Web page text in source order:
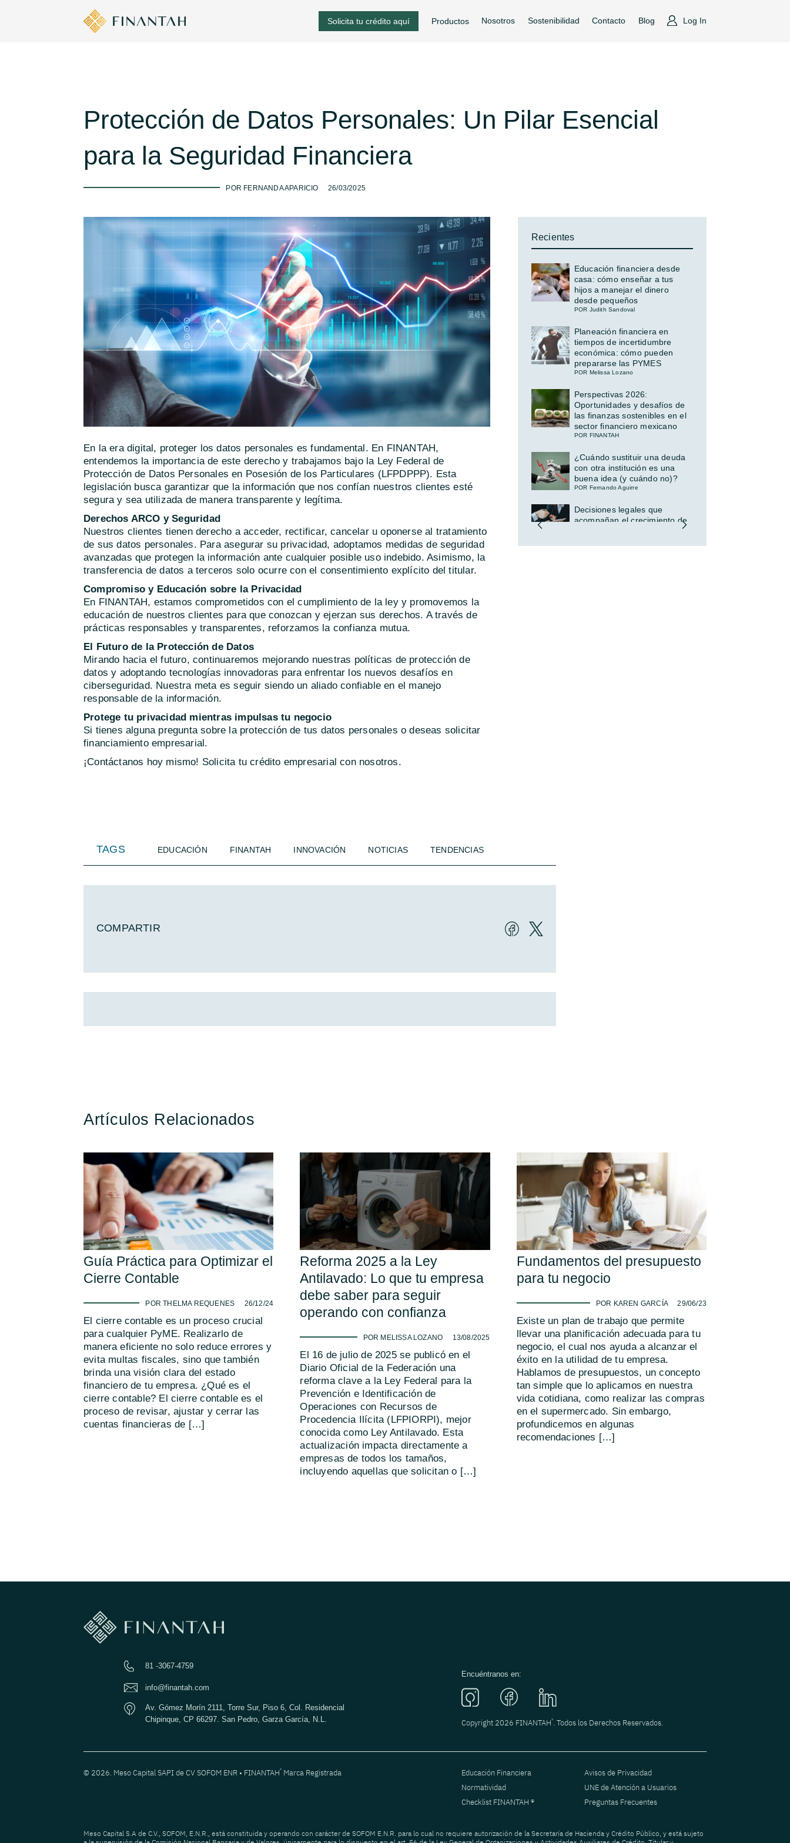
Solicita tu crédito aquí Productos Nosotros Sostenibilidad Contacto Blog Log In
Protección de Datos Personales: Un Pilar Esencial
para la Seguridad Financiera
-
POR FERNANDA APARICIO 26/03/2025
En la era digital, proteger los datos personales es fundamental. En FINANTAH,
entendemos la importancia de este derecho y trabajamos bajo la Ley Federal de
Protección de Datos Personales en Posesión de los Particulares (LFPDPPP). Esta
legislación busca garantizar que la información que nos confían nuestros clientes esté
segura y sea utilizada de manera transparente y legítima.
Derechos ARCO y Seguridad
Nuestros clientes tienen derecho a acceder, rectificar, cancelar u oponerse al tratamiento
de sus datos personales. Para asegurar su privacidad, adoptamos medidas de seguridad
avanzadas que protegen la información ante cualquier posible uso indebido. Asimismo, la
transferencia de datos a terceros solo ocurre con el consentimiento explícito del titular.
Compromiso y Educación sobre la Privacidad
En FINANTAH, estamos comprometidos con el cumplimiento de la ley y promovemos la
educación de nuestros clientes para que conozcan y ejerzan sus derechos. A través de
prácticas responsables y transparentes, reforzamos la confianza mutua.
El Futuro de la Protección de Datos
Mirando hacia el futuro, continuaremos mejorando nuestras políticas de protección de
datos y adoptando tecnologías innovadoras para enfrentar los nuevos desafíos en
ciberseguridad. Nuestra meta es seguir siendo un aliado confiable en el manejo
responsable de la información.
Protege tu privacidad mientras impulsas tu negocio
Si tienes alguna pregunta sobre la protección de tus datos personales o deseas solicitar
financiamiento empresarial.
¡Contáctanos hoy mismo! Solicita tu crédito empresarial con nosotros.
Recientes
Educación financiera desde
casa: cómo enseñar a tus
hijos a manejar el dinero
desde pequeños
POR Judith Sandoval
Planeación financiera en
tiempos de incertidumbre
económica: cómo pueden
prepararse las PYMES
POR Melissa Lozano
Perspectivas 2026:
Oportunidades y desafíos de
las finanzas sostenibles en el
sector financiero mexicano
POR FINANTAH
¿Cuándo sustituir una deuda
con otra institución es una
buena idea (y cuándo no)?
POR Fernando Aguirre
Decisiones legales que
acompañan el crecimiento de
TAGS EDUCACIÓN FINANTAH INNOVACIÓN NOTICIAS TENDENCIAS
COMPARTIR
Artículos Relacionados
Guía Práctica para Optimizar el
Cierre Contable
-
POR THELMA REQUENES 26/12/24
El cierre contable es un proceso crucial
para cualquier PyME. Realizarlo de
manera eficiente no solo reduce errores y
evita multas fiscales, sino que también
brinda una visión clara del estado
financiero de tu empresa. ¿Qué es el
cierre contable? El cierre contable es el
proceso de revisar, ajustar y cerrar las
cuentas financieras de […]
Reforma 2025 a la Ley
Antilavado: Lo que tu empresa
debe saber para seguir
operando con confianza
-
POR MELISSA LOZANO 13/08/2025
El 16 de julio de 2025 se publicó en el
Diario Oficial de la Federación una
reforma clave a la Ley Federal para la
Prevención e Identificación de
Operaciones con Recursos de
Procedencia Ilícita (LFPIORPI), mejor
conocida como Ley Antilavado. Esta
actualización impacta directamente a
empresas de todos los tamaños,
incluyendo aquellas que solicitan o […]
Fundamentos del presupuesto
para tu negocio
-
POR KAREN GARCÍA 29/06/23
Existe un plan de trabajo que permite
llevar una planificación adecuada para tu
negocio, el cual nos ayuda a alcanzar el
éxito en la utilidad de tu empresa.
Hablamos de presupuestos, un concepto
tan simple que lo aplicamos en nuestra
vida cotidiana, como realizar las compras
en el supermercado. Sin embargo,
profundicemos en algunas
recomendaciones […]
81 -3067-4759
info@finantah.com
Av. Gómez Morín 2111, Torre Sur, Piso 6, Col. Residencial
Chipinque, CP 66297. San Pedro, Garza García, N.L.
Encuéntranos en:
Copyright 2026 FINANTAH®. Todos los Derechos Reservados.
© 2026. Meso Capital SAPI de CV SOFOM ENR • FINANTAH® Marca Registrada Educación Financiera
Avisos de Privacidad
Normatividad
UNE de Atención a Usuarios
Checklist FINANTAH ®
Preguntas Frecuentes
Meso Capital S.A de C.V., SOFOM, E.N.R., está constituida y operando con carácter de SOFOM E.N.R. para lo cual no requiere autorización de la Secretaría de Hacienda y Crédito Público, y está sujeto